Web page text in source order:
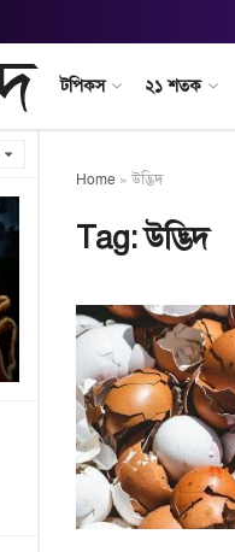
টপিকস ২১ শতক
Home » উদ্ভিদ
Tag:উদ্ভিদ